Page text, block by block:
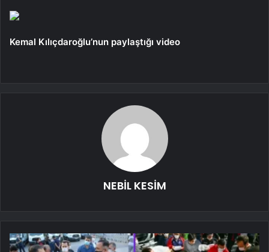
Kemal Kılıçdaroğlu’nun paylaştığı video
NEBİL KESİM